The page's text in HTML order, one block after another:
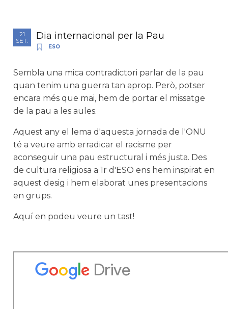
21
SET.
Dia internacional per la Pau
ESO
Sembla una mica contradictori parlar de la pau
quan tenim una guerra tan aprop. Però, potser
encara més que mai, hem de portar el missatge
de la pau a les aules.
Aquest any el lema d'aquesta jornada de l'ONU
té a veure amb erradicar el racisme per
aconseguir una pau estructural i més justa. Des
de cultura religiosa a 1r d'ESO ens hem inspirat en
aquest desig i hem elaborat unes presentacions
en grups.
Aquí en podeu veure un tast!